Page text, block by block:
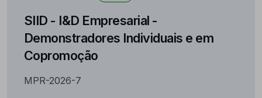
SIID - I&D Empresarial -
Demonstradores Individuais e em
Copromoção
MPR-2026-7